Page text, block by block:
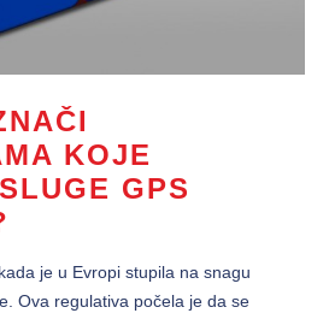
KOJE
GPS
je u Evropi stupila na snagu
Ova regulativa počela je da se